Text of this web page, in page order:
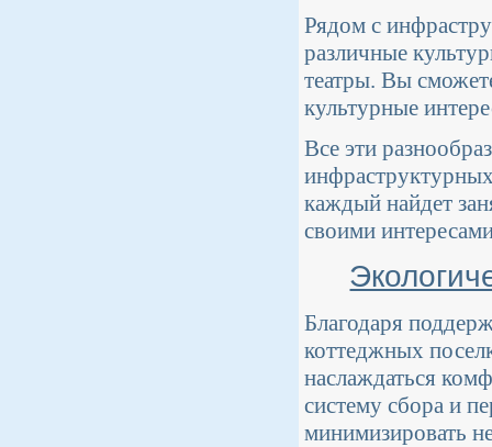
Рядом с
различные
театры. Вы
культурные
Все эти
каждый найдет
своими
Благодаря
коттеджных
наслаждаться
систему сбора и
минимизировать